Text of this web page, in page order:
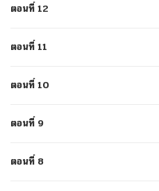
ตอนที่ 12
ตอนที่ 11
ตอนที่ 10
ตอนที่ 9
ตอนที่ 8